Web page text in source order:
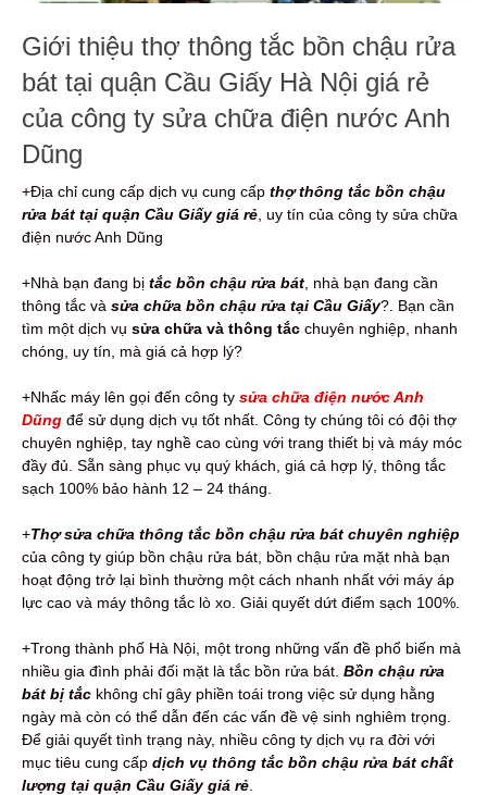
Giới thiệu thợ thông tắc bồn chậu rửa
bát tại quận Cầu Giấy Hà Nội giá rẻ
của công ty sửa chữa điện nước Anh
Dũng
+Địa chỉ cung cấp dịch vụ cung cấp thợ thông tắc bồn chậu
rửa bát tại quận Cầu Giấy giá rẻ , uy tín của công ty sửa chữa
điện nước Anh Dũng
+Nhà bạn đang bị tắc bồn chậu rửa bát , nhà bạn đang cần
thông tắc và sửa chữa bồn chậu rửa tại Cầu Giấy?. Bạn cần
tìm một dịch vụ sửa chữa và thông tắc chuyên nghiệp, nhanh
chóng, uy tín, mà giá cả hợp lý?
+Nhấc máy lên gọi đến công ty sửa chữa điện nước Anh
Dũng để sử dụng dịch vụ tốt nhất. Công ty chúng tôi có đội thợ
chuyên nghiệp, tay nghề cao cùng với trang thiết bị và máy móc
đầy đủ. Sẵn sàng phục vụ quý khách, giá cả hợp lý, thông tắc
sạch 100% bảo hành 12 – 24 tháng.
+Thợ sửa chữa thông tắc bồn chậu rửa bát chuyên nghiệp
của công ty giúp bồn chậu rửa bát, bồn chậu rửa mặt nhà bạn
hoạt động trở lại bình thường một cách nhanh nhất với máy áp
lực cao và máy thông tắc lò xo. Giải quyết dứt điểm sạch 100%.
+Trong thành phố Hà Nội, một trong những vấn đề phổ biến mà
nhiều gia đình phải đối mặt là tắc bồn rửa bát. Bồn chậu rửa
bát bị tắc không chỉ gây phiền toái trong việc sử dụng hằng
ngày mà còn có thể dẫn đến các vấn đề vệ sinh nghiêm trọng.
Để giải quyết tình trạng này, nhiều công ty dịch vụ ra đời với
mục tiêu cung cấp dịch vụ thông tắc bồn chậu rửa bát chất
lượng tại quận Cầu Giấy giá rẻ